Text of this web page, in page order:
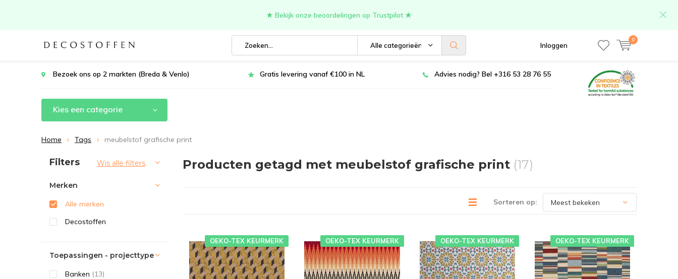
Alle categorieën Inloggen
0
★ Bekijk onze beoordelingen op Trustpilot ★
Bezoek ons op 2 markten (Breda & Venlo) Gratis levering vanaf €100 in NL Advies nodig? Bel +316 53 28 76 55
Kies een categorie
Home Tags meubelstof grafische print
Producten getagd met meubelstof grafische print (17)
Sorteren op:
OEKO-TEX KEURMERK OEKO-TEX KEURMERK OEKO-TEX KEURMERK OEKO-TEX KEURMERK
Sorteren op:
Filters Wis alle filters
Merken
Alle merken
Decostoffen
Toepassingen - projecttype
Banken (13)